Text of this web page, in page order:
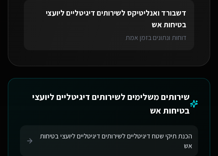
דשבורד ואנליטיקס לשירותים דיגיטליים ליועצי
בטיחות אש
דוחות ונתונים בזמן אמת
שירותים משלימים לשירותים דיגיטליים ליועצי
בטיחות אש
הכנת תיקי שטח דיגיטליים לשירותים דיגיטליים ליועצי בטיחות
אש